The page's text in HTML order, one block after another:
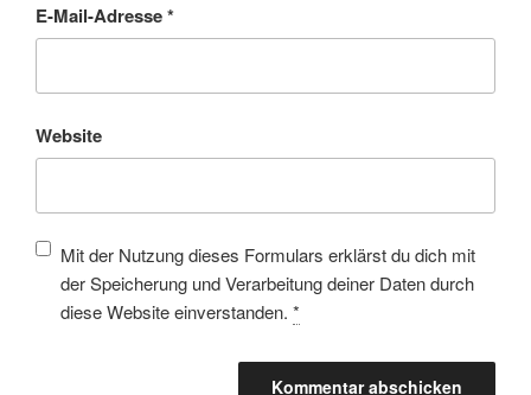
E-Mail-Adresse*
Website
Mit der Nutzung dieses Formulars erklärst du dich mit
der Speicherung und Verarbeitung deiner Daten durch
diese Website einverstanden. *